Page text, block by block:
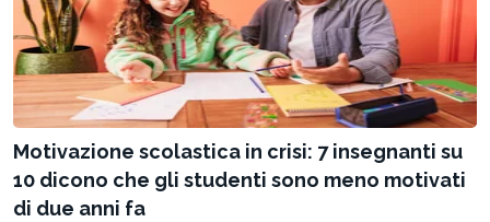
Motivazione scolastica in crisi: 7 insegnanti su
10 dicono che gli studenti sono meno motivati
di due anni fa